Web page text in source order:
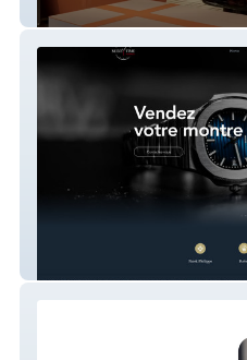
Chalet Jade
Money Time Monaco